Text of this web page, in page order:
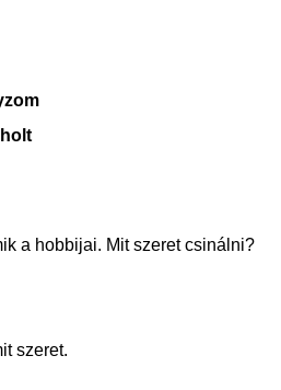
a hobbijai. Mit szeret csinálni?
szeret.